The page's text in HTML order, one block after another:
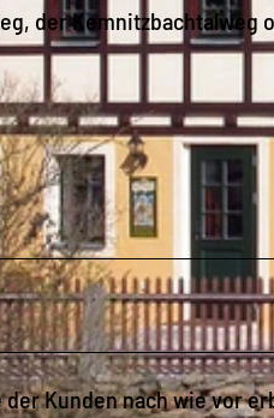
der Kemnitzbachtalweg
Kunden nach wie vor